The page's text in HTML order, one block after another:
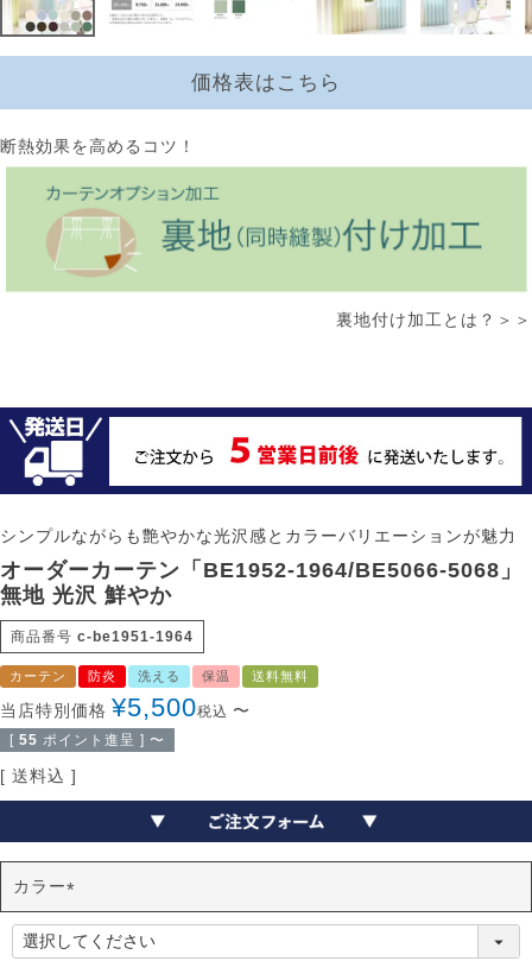
価格表はこちら
断熱効果を高めるコツ！
裏地付け加工とは？＞＞
シンプルながらも艶やかな光沢感とカラーバリエーションが魅力
オーダーカーテン「BE1952-1964/BE5066-5068」
無地 光沢 鮮やか
商品番号 c-be1951-1964
カーテン 防炎 洗える 保温 送料無料
当店特別価格 ¥5,500税込 〜
[ 55 ポイント進呈 ] 〜
送料込
カラー
(
必